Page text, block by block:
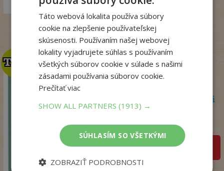
€
22 ,90€
TOP
TOP
Psychoterapeutka v akcii
Perryová Philippa
Na sklade
pridať do košíka
Táto webová lokalita používa súbory
cookie na zlepšenie používateľskej
skúsenosti. Používaním našej webovej
lokality vyjadrujete súhlas s používaním
všetkých súborov cookie v súlade s našimi
zásadami používania súborov cookie.
Prečítať viac
SHOW ALL PARTNERS(1913) →
SÚHLASÍM SO VŠETKÝMI
ZOBRAZIŤ PODROBNOSTI